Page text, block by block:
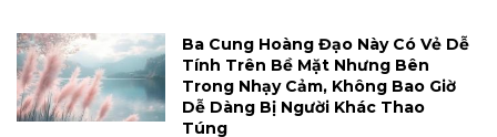
Ba Cung Hoàng Đạo Này Có Vẻ Dễ
Tính Trên Bề Mặt Nhưng Bên
Trong Nhạy Cảm, Không Bao Giờ
Dễ Dàng Bị Người Khác Thao
Túng